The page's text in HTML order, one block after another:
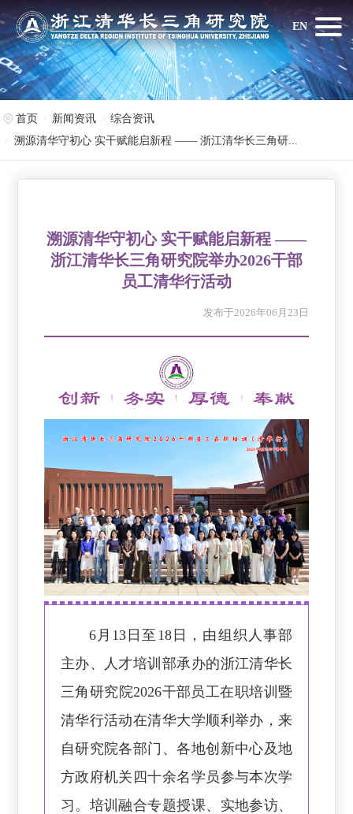
EN
首页 新闻资讯
综合资讯
溯源清华守初心 实干赋能启新程 —— 浙江清华长三角研...
溯源清华守初心 实干赋能启新程 ——
浙江清华长三角研究院举办2026干部
员工清华行活动
发布于2026年06月23日
6月13日至18日，由组织人事部
主办、人才培训部承办的浙江清华长
三角研究院2026干部员工在职培训暨
清华行活动在清华大学顺利举办，来
自研究院各部门、各地创新中心及地
方政府机关四十余名学员参与本次学
习。培训融合专题授课、实地参访、